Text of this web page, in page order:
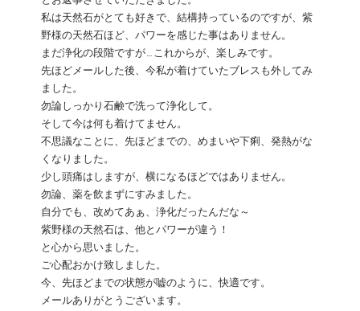
私は天然石がとても好きで、結構持っているのですが、紫
野様の天然石ほど、パワーを感じた事はありません。
まだ浄化の段階ですが…これからが、楽しみです。
先ほどメールした後、今私が着けていたブレスも外してみ
ました。
勿論しっかり石鹸で洗って浄化して。
そして今は何も着けてません。
不思議なことに、先ほどまでの、めまいや下痢、発熱がな
くなりました。
少し頭痛はしますが、横になるほどではありません。
勿論、薬を飲まずにすみました。
自分でも、改めてあぁ、浄化だったんだな～
紫野様の天然石は、他とパワーが違う！
と心から思いました。
ご心配おかけ致しました。
今、先ほどまでの状態が嘘のように、快適です。
メールありがとうございます。